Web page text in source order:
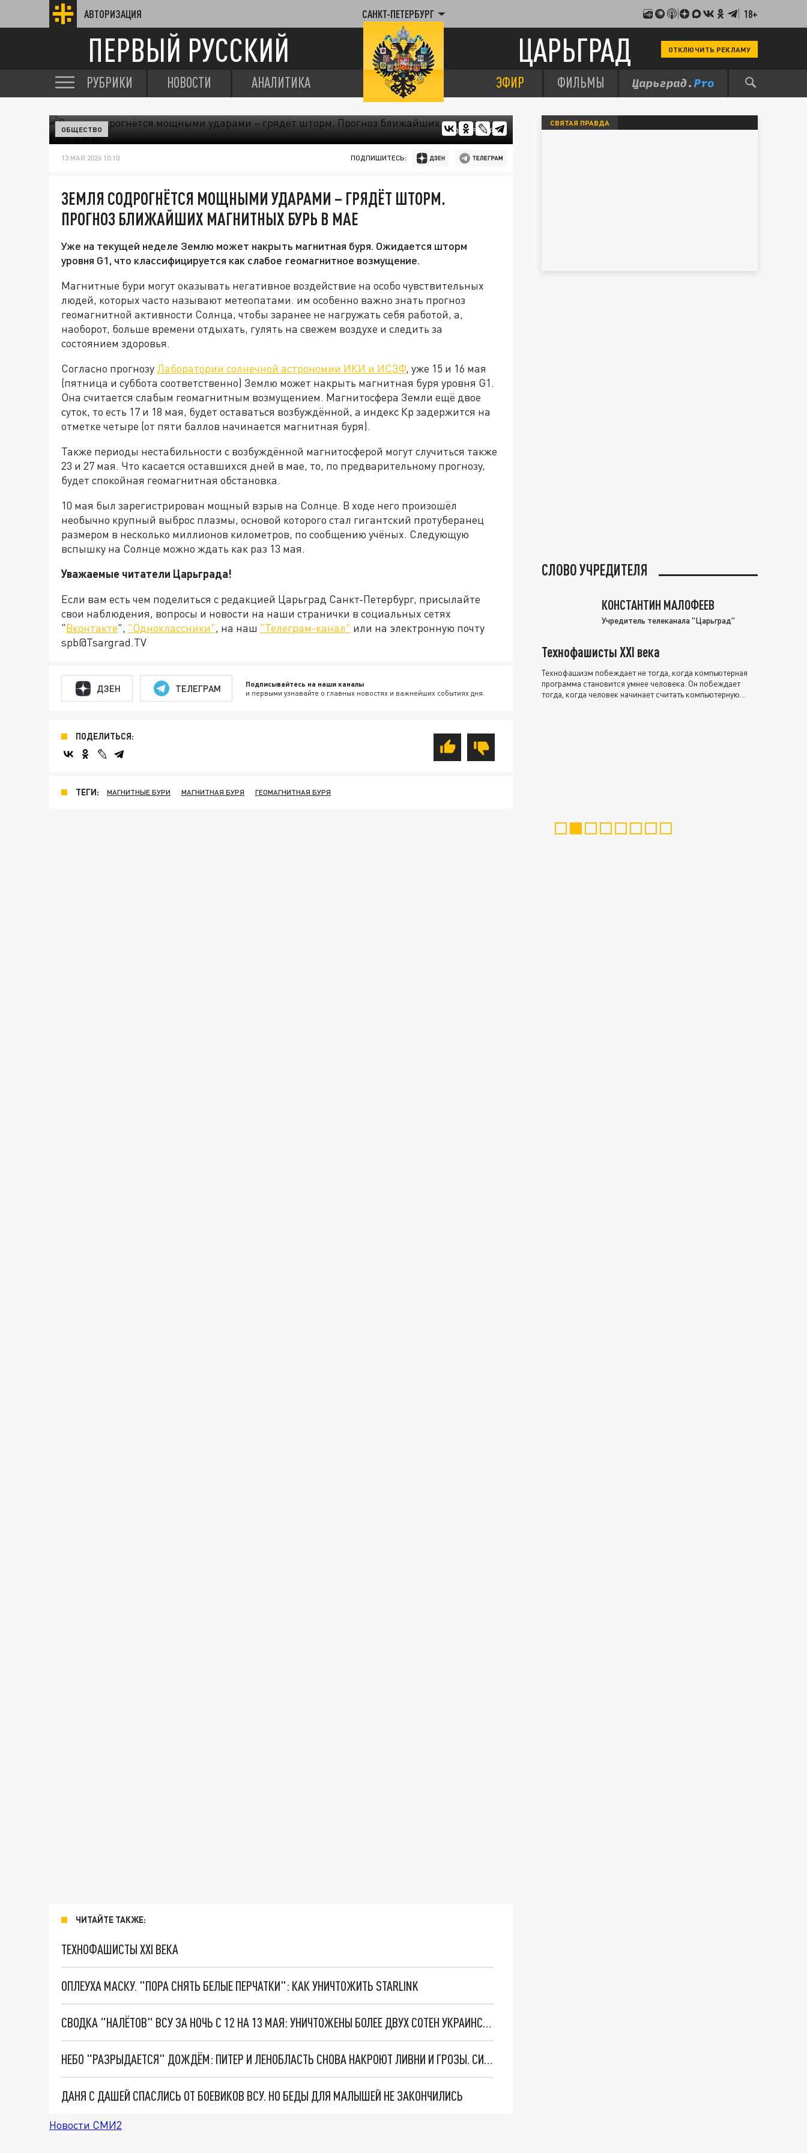
АВТОРИЗАЦИЯ САНКТ-ПЕТЕРБУРГ 18+
ПЕРВЫЙ РУССКИЙ ЦАРЬГРАД ОТКЛЮЧИТЬ РЕКЛАМУ
РУБРИКИ НОВОСТИ АНАЛИТИКА ЭФИР ФИЛЬМЫ
ФОТО: FREEPIK
ОБЩЕСТВО
13 МАЯ 2026 10:10 ПОДПИШИТЕСЬ:
ЗЕМЛЯ СОДРОГНЁТСЯ МОЩНЫМИ УДАРАМИ – ГРЯДЁТ ШТОРМ.
ПРОГНОЗ БЛИЖАЙШИХ МАГНИТНЫХ БУРЬ В МАЕ
Уже на текущей неделе Землю может накрыть магнитная буря. Ожидается шторм
уровня G1, что классифицируется как слабое геомагнитное возмущение.
Магнитные бури могут оказывать негативное воздействие на особо чувствительных
людей, которых часто называют метеопатами. им особенно важно знать прогноз
геомагнитной активности Солнца, чтобы заранее не нагружать себя работой, а,
наоборот, больше времени отдыхать, гулять на свежем воздухе и следить за
состоянием здоровья.
Согласно прогнозу Лаборатории солнечной астрономии ИКИ и ИСЗФ, уже 15 и 16 мая
(пятница и суббота соответственно) Землю может накрыть магнитная буря уровня G1.
Она считается слабым геомагнитным возмущением. Магнитосфера Земли ещё двое
суток, то есть 17 и 18 мая, будет оставаться возбуждённой, а индекс Кр задержится на
отметке четыре (от пяти баллов начинается магнитная буря).
Также периоды нестабильности с возбуждённой магнитосферой могут случиться также
23 и 27 мая. Что касается оставшихся дней в мае, то, по предварительному прогнозу,
будет спокойная геомагнитная обстановка.
10 мая был зарегистрирован мощный взрыв на Солнце. В ходе него произошёл
необычно крупный выброс плазмы, основой которого стал гигантский протуберанец
размером в несколько миллионов километров, по сообщению учёных. Следующую
вспышку на Солнце можно ждать как раз 13 мая.
Уважаемые читатели Царьграда!
Если вам есть чем поделиться с редакцией Царьград Санкт-Петербург, присылайте
свои наблюдения, вопросы и новости на наши странички в социальных сетях
"Вконтакте", "Одноклассники", на наш "Телеграм-канал" или на электронную почту
spb@Tsargrad.TV
ДЗЕН ТЕЛЕГРАМ Подписывайтесь на наши каналы
и первыми узнавайте о главных новостях и важнейших событиях дня.
ПОДЕЛИТЬСЯ:
ТЕГИ: МАГНИТНЫЕ БУРИ МАГНИТНАЯ БУРЯ ГЕОМАГНИТНАЯ БУРЯ
ЧИТАЙТЕ ТАКЖЕ:
ТЕХНОФАШИСТЫ XXI ВЕКА
ОПЛЕУХА МАСКУ. "ПОРА СНЯТЬ БЕЛЫЕ ПЕРЧАТКИ": КАК УНИЧТОЖИТЬ STARLINK
СВОДКА "НАЛЁТОВ" ВСУ ЗА НОЧЬ С 12 НА 13 МАЯ: УНИЧТОЖЕНЫ БОЛЕЕ ДВУХ СОТЕН УКРАИНСКИХ БЕСПИЛОТНИКОВ
НЕБО "РАЗРЫДАЕТСЯ" ДОЖДЁМ: ПИТЕР И ЛЕНОБЛАСТЬ СНОВА НАКРОЮТ ЛИВНИ И ГРОЗЫ. СИНОПТИК ДАЛ ПРОГНОЗ
ДАНЯ С ДАШЕЙ СПАСЛИСЬ ОТ БОЕВИКОВ ВСУ. НО БЕДЫ ДЛЯ МАЛЫШЕЙ НЕ ЗАКОНЧИЛИСЬ
Новости СМИ2
СВЯТАЯ ПРАВДА
СЛОВО УЧРЕДИТЕЛЯ
КОНСТАНТИН МАЛОФЕЕВ
Учредитель телеканала "Царьград"
Технофашисты XXI века
Технофашизм побеждает не тогда, когда компьютерная
программа становится умнее человека. Он побеждает
тогда, когда человек начинает считать компьютерную